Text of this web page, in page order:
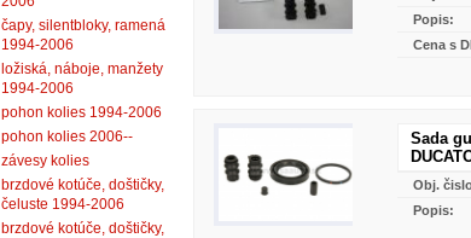
čapy, silentbloky, ramená
1994-2006
ložiská, náboje, manžety
1994-2006
pohon kolies 1994-2006
pohon kolies 2006--
závesy kolies
brzdové kotúče, doštičky,
čeluste 1994-2006
brzdové kotúče, doštičky,
Popis:
Cena s
Sada
Obj.
Popis: